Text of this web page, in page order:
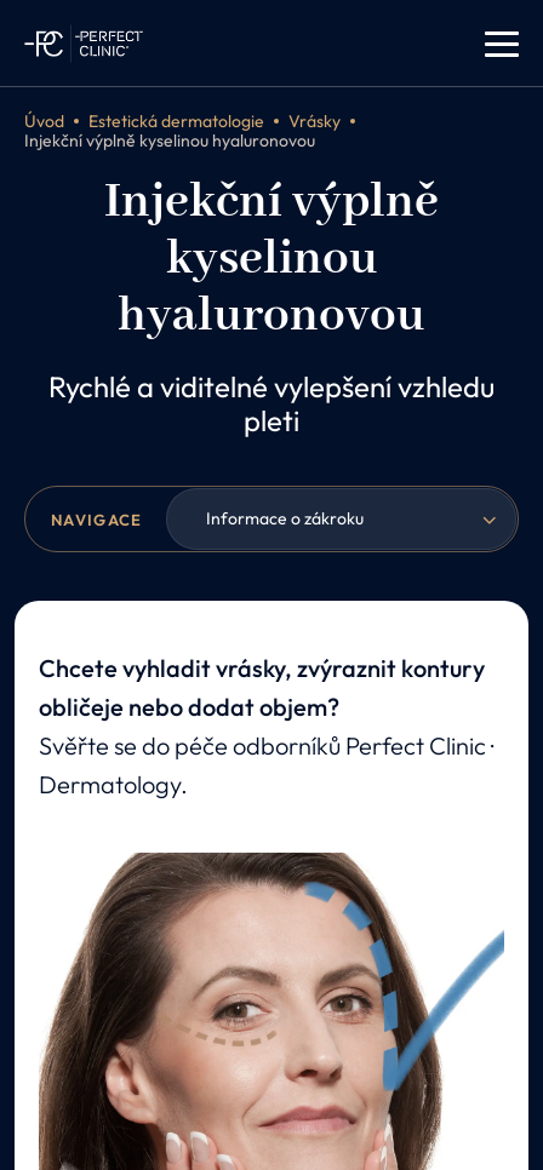
Úvod Estetická dermatologie
Vrásky
Injekční výplně kyselinou hyaluronovou
Injekční výplně
kyselinou
hyaluronovou
Rychlé a viditelné vylepšení vzhledu
pleti
NAVIGACE Informace o zákroku
Chcete vyhladit vrásky, zvýraznit kontury
obličeje nebo dodat objem?
Svěřte se do péče odborníků Perfect Clinic ·
Dermatology.